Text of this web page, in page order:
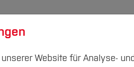
Website für Analyse- und